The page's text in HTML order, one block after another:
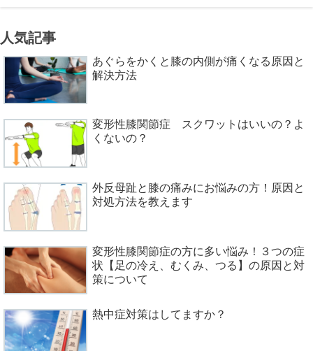
人気記事
あぐらをかくと膝の内側が痛くなる原因と
解決方法
変形性膝関節症 スクワットはいいの？よ
くないの？
外反母趾と膝の痛みにお悩みの方！原因と
対処方法を教えます
変形性膝関節症の方に多い悩み！３つの症
状【足の冷え、むくみ、つる】の原因と対
策について
熱中症対策はしてますか？